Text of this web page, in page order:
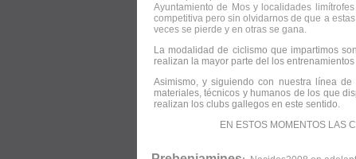
Ayuntamiento de Mos y localidades
competitiva pero sin olvidarnos de que a
veces se pierde y en otras se gana.
La modalidad de ciclismo que impartimos
realizan la mayor parte del los entrenamientos
Asimismo, y siguiendo con nuestra línea
materiales, técnicos y humanos de los que
realizan los clubs gallegos en este sentido.
EN ESTOS MOMENTOS LAS